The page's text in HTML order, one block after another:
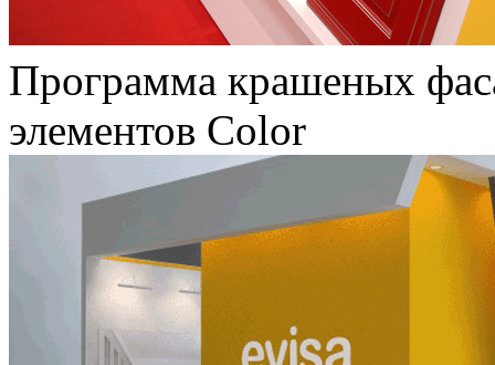
Программа крашеных
элементов Color